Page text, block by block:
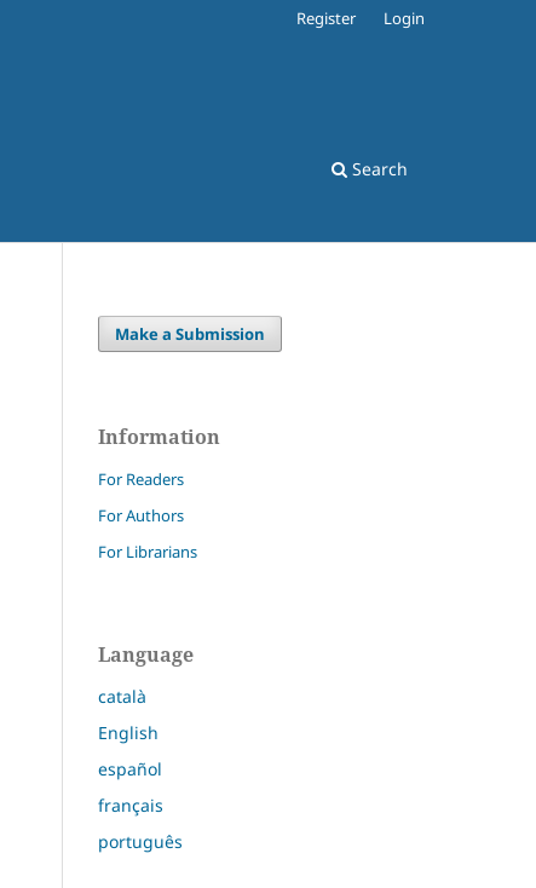
Search
Register Login
Make a Submission
Information
For Readers
For Authors
For Librarians
Language
català
English
español
français
português